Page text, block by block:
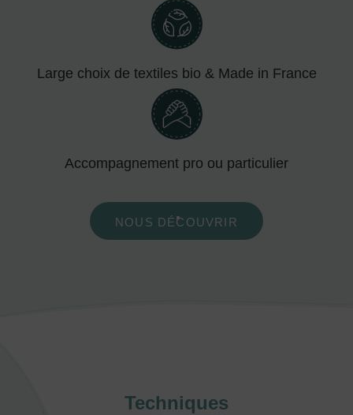
Large choix de textiles bio & Made in France
Accompagnement pro ou particulier
NOUS DÉCOUVRIR
Techniques